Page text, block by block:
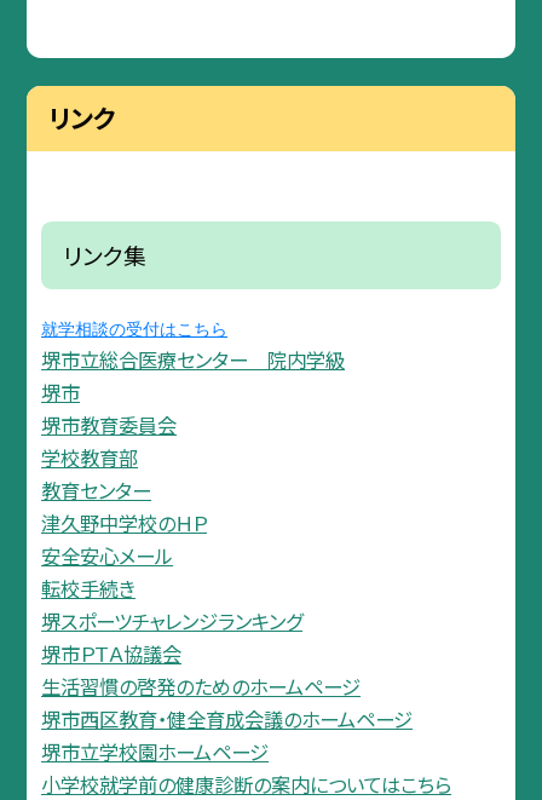
リンク
リンク集
就学相談の受付はこちら
堺市立総合医療センター 院内学級
堺市
堺市教育委員会
学校教育部
教育センター
津久野中学校のＨＰ
安全安心メール
転校手続き
堺スポーツチャレンジランキング
堺市ＰＴＡ協議会
生活習慣の啓発のためのホームページ
堺市西区教育・健全育成会議のホームページ
堺市立学校園ホームページ
小学校就学前の健康診断の案内についてはこちら